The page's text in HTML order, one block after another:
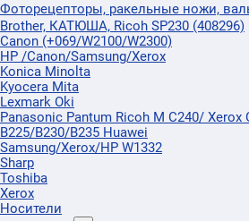
Фоторецепторы, ракельные ножи,
Brother, КАТЮША, Ricoh SP230 (408296)
Canon (+069/W2100/W2300)
HP /Canon/Samsung/Xerox
Konica Minolta
Kyocera Mita
Lexmark Oki
Panasonic Pantum Ricoh M C240/ Xerox
B225/B230/B235 Huawei
Samsung/Xerox/HP W1332
Sharp
Toshiba
Xerox
Носители